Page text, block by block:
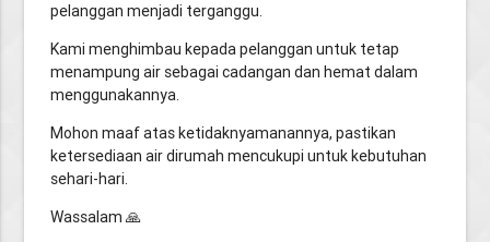
pelanggan menjadi terganggu.
Kami menghimbau kepada pelanggan untuk tetap
menampung air sebagai cadangan dan hemat dalam
menggunakannya.
Mohon maaf atas ketidaknyamanannya, pastikan
ketersediaan air dirumah mencukupi untuk kebutuhan
sehari-hari.
Wassalam 🙏